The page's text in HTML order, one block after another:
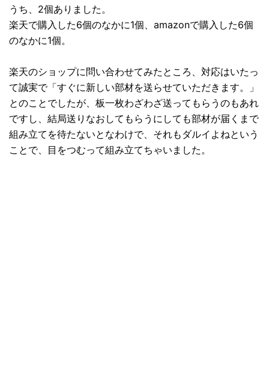
うち、2個ありました。
楽天で購入した6個のなかに1個、amazonで購入した6個
のなかに1個。
楽天のショップに問い合わせてみたところ、対応はいたっ
て誠実で「すぐに新しい部材を送らせていただきます。」
とのことでしたが、板一枚わざわざ送ってもらうのもあれ
ですし、結局送りなおしてもらうにしても部材が届くまで
組み立てを待たないとなわけで、それもダルイよねという
ことで、目をつむって組み立てちゃいました。